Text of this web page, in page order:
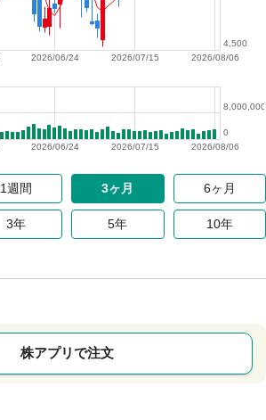
2026/08/06
2026/07/15
2026/06/24
4,500
2026/08/06
2026/07/15
2026/06/24
0
8,000,000
1週間 3ヶ月 6ヶ月
3年 5年 10年
株アプリで注文